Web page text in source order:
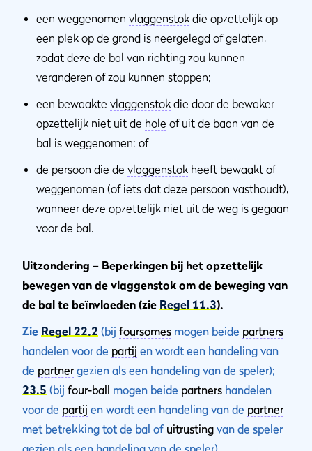
een weggenomen vlaggenstok die opzettelijk op
een plek op de grond is neergelegd of gelaten,
zodat deze de bal van richting zou kunnen
veranderen of zou kunnen stoppen;
een bewaakte vlaggenstok die door de bewaker
opzettelijk niet uit de hole of uit de baan van de
bal is weggenomen; of
de persoon die de vlaggenstok heeft bewaakt of
weggenomen (of iets dat deze persoon vasthoudt),
wanneer deze opzettelijk niet uit de weg is gegaan
voor de bal.
Uitzondering – Beperkingen bij het opzettelijk
bewegen van de vlaggenstok om de beweging van
de bal te beïnvloeden (zie Regel 11.3).
Zie Regel 22.2 (bij foursomes mogen beide partners
handelen voor de partij en wordt een handeling van
de partner gezien als een handeling van de speler);
23.5 (bij four-ball mogen beide partners handelen
voor de partij en wordt een handeling van de partner
met betrekking tot de bal of uitrusting van de speler